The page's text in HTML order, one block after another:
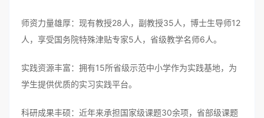
师资力量雄厚：现有教授28人，副教授35人，博士生导师12
人，享受国务院特殊津贴专家5人，省级教学名师6人。
实践资源丰富：拥有15所省级示范中小学作为实践基地，为
学生提供优质的实习实践平台。
科研成果丰硕：近年来承担国家级课题30余项，省部级课题